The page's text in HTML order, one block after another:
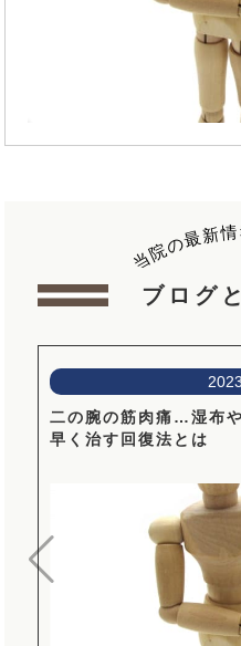
当院の最新情
ブログ
二の腕の筋肉痛…湿布
早く治す回復法とは